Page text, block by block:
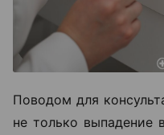
Поводом для
не только выпадение